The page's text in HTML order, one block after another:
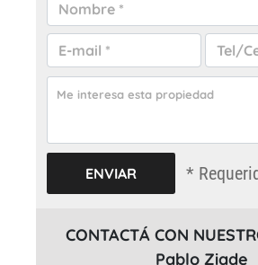
*
CONTACTÁ CON
Pablo Ziade